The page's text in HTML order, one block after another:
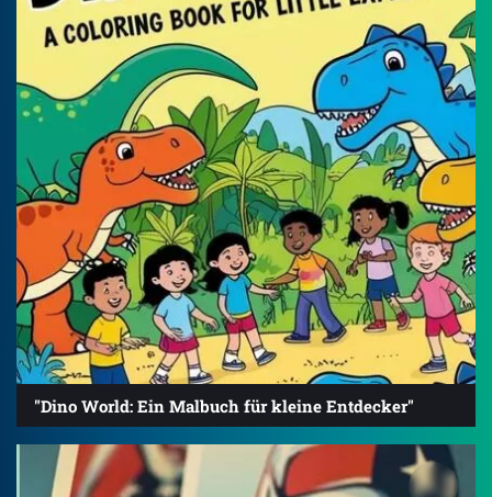
"Dino World: Ein Malbuch für kleine Entdecker"